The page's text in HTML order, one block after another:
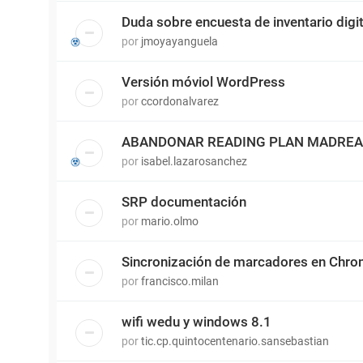
Duda sobre encuesta de inventario
por jmoyayanguela
Versión móviol WordPress
porccordonalvarez
ABANDONAR READING PLAN
por isabel.lazarosanchez
SRP documentación
por mario.olmo
Sincronización de marcadores en
porfrancisco.milan
wifi wedu y windows 8.1
portic.cp.quintocentenario.sansebastian